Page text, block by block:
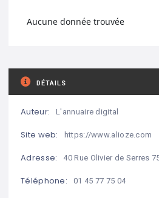
Aucune donnée trouvée
DÉTAILS
Auteur: L'annuaire digital
Site web: https://www.alioze.com
Adresse: 40 Rue Olivier de Serres
Téléphone: 01 45 77 75 04